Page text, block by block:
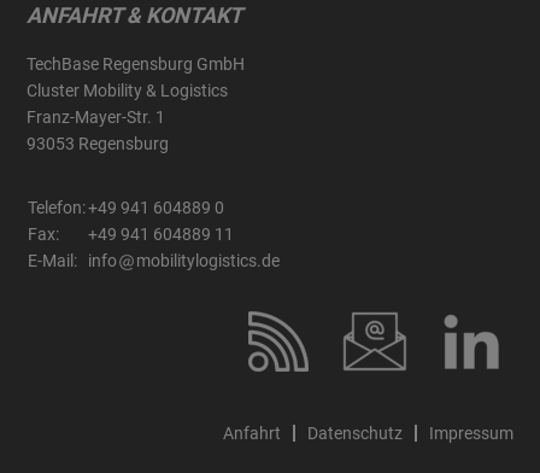
ANFAHRT & KONTAKT
TechBase Regensburg GmbH
Cluster Mobility & Logistics
Franz-Mayer-Str. 1
93053 Regensburg
Telefon:
Fax:
E-Mail:
+49 941 604889 0
+49 941 604889 11
info
mobilitylogistics.de
Anfahrt Datenschutz Impressum